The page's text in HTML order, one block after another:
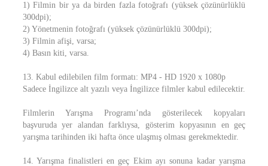
1) Filmin bir ya da birden fazla fotoğrafı (yüksek çözünürlüklü
300dpi);
2) Yönetmenin fotoğrafı (yüksek çözünürlüklü 300dpi);
3) Filmin afişi, varsa;
4) Basın kiti, varsa.
13. Kabul edilebilen film formatı: MP4 - HD 1920 x 1080p
Sadece İngilizce alt yazılı veya İngilizce filmler kabul edilecektir.
Filmlerin Yarışma Programı’nda gösterilecek kopyaları
başvuruda yer alandan farklıysa, gösterim kopyasının en geç
yarışma tarihinden iki hafta önce ulaşmış olması gerekmektedir.
14. Yarışma finalistleri en geç Ekim ayı sonuna kadar yarışma